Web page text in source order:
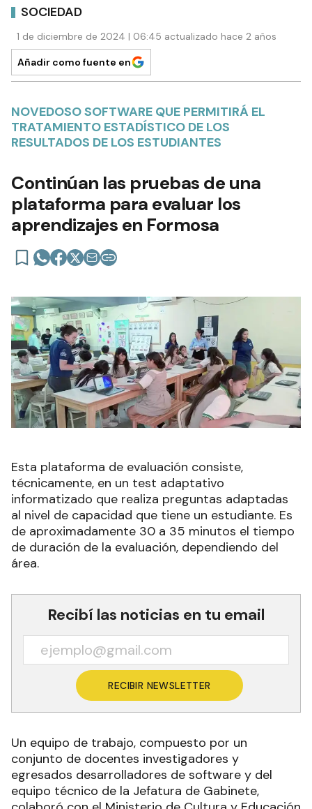
SOCIEDAD
1 de diciembre de 2024 | 06:45 actualizado hace 2 años
Añadir como fuente en
NOVEDOSO SOFTWARE QUE PERMITIRÁ EL
TRATAMIENTO ESTADÍSTICO DE LOS
RESULTADOS DE LOS ESTUDIANTES
Continúan las pruebas de una
plataforma para evaluar los
aprendizajes en Formosa
Esta plataforma de evaluación consiste,
técnicamente, en un test adaptativo
informatizado que realiza preguntas adaptadas
al nivel de capacidad que tiene un estudiante. Es
de aproximadamente 30 a 35 minutos el tiempo
de duración de la evaluación, dependiendo del
área.
Recibí las noticias en tu email
RECIBIR NEWSLETTER
Un equipo de trabajo, compuesto por un
conjunto de docentes investigadores y
egresados desarrolladores de software y del
equipo técnico de la Jefatura de Gabinete,